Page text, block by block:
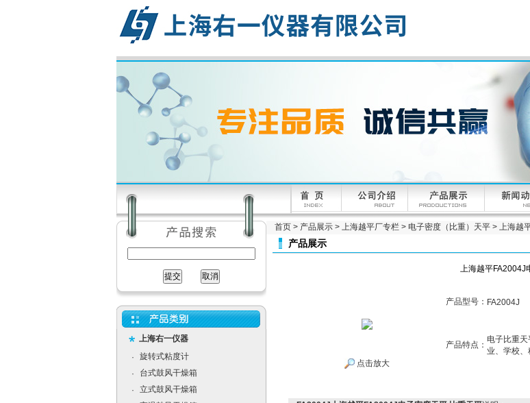
上海右一仪器
·
旋转式粘度计
·
台式鼓风干燥箱
·
立式鼓风干燥箱
首页 > 产品展示 > 上海越平厂专栏 > 电子密度（比重）天平 > 上海越
产品展示
上海越平FA2004J
点击放大
产品型号： FA2004J
产品特点：
电子比重
业、学校、